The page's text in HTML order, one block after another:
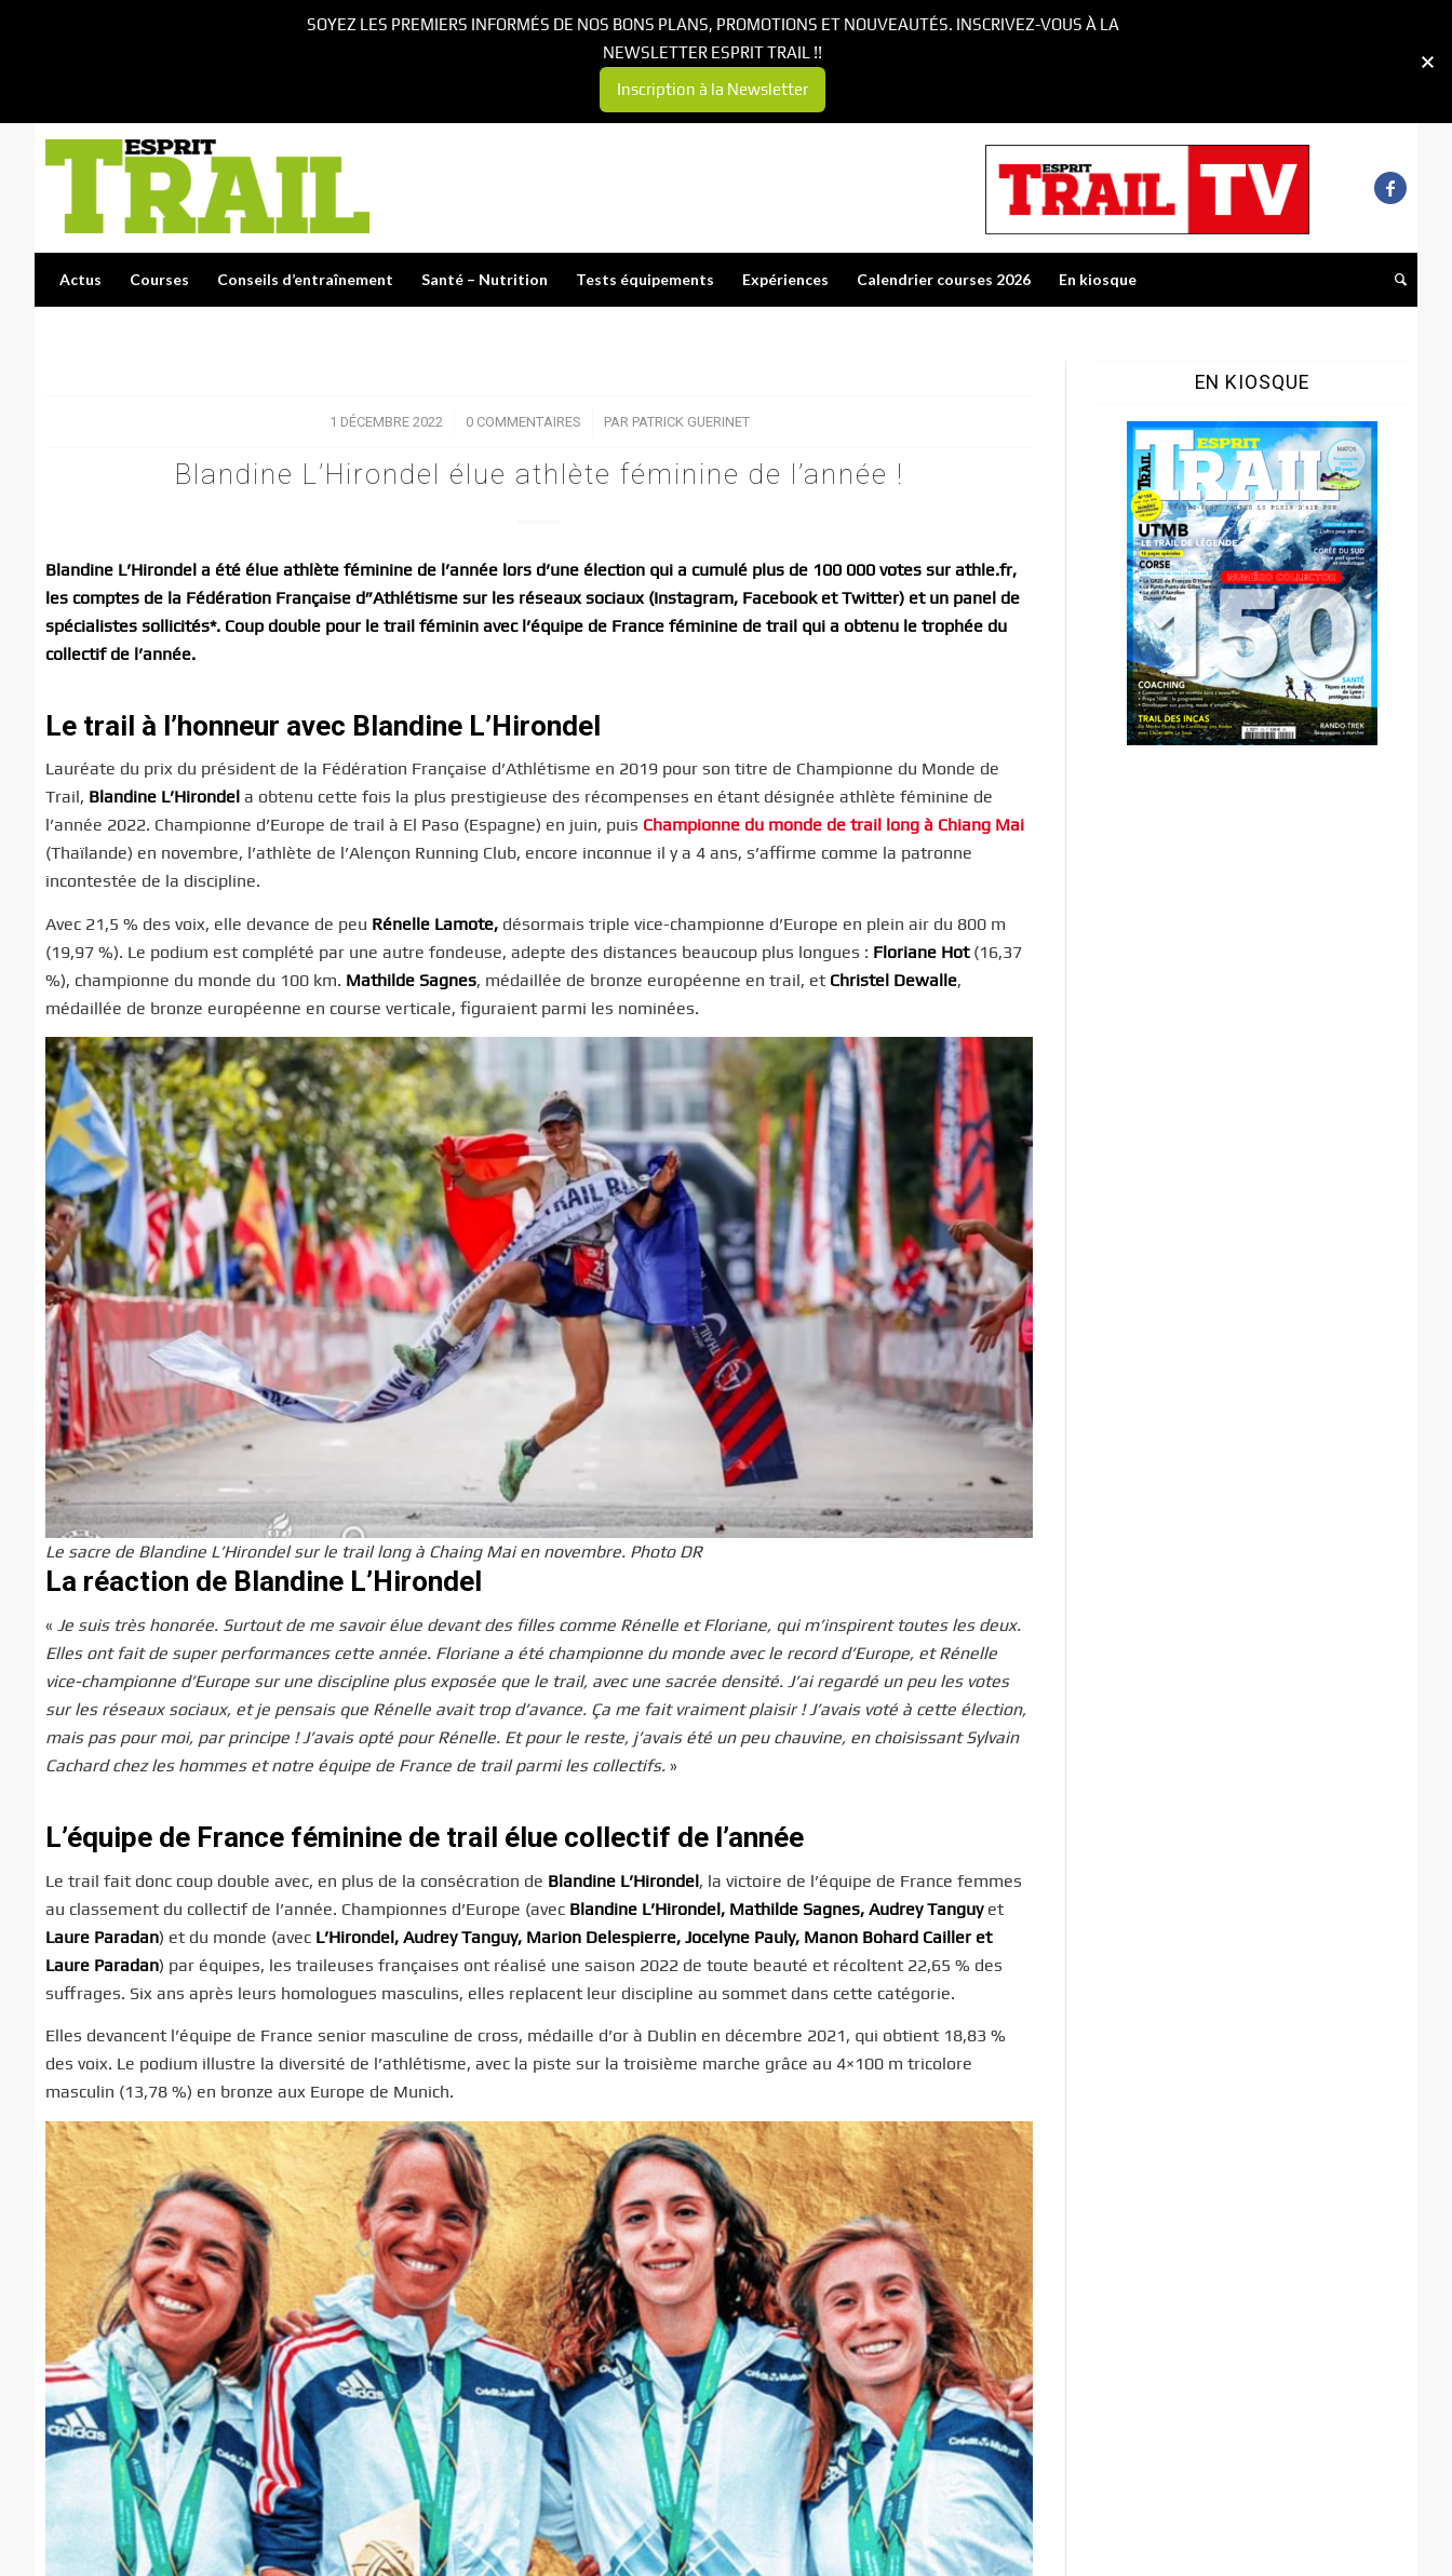
Actus Courses Conseils d’entraînement Santé – Nutrition Tests équipements Expériences Calendrier courses 2026 En kiosque
1 DÉCEMBRE 2022
/ 0 COMMENTAIRES
/ PAR PATRICK GUERINET
Blandine L’Hirondel élue athlète féminine de l’année !
Blandine L’Hirondel a été élue athlète féminine de l’année lors d’une élection qui a cumulé plus de 100 000 votes sur athle.fr,
les comptes de la Fédération Française d”Athlétisme sur les réseaux sociaux (Instagram, Facebook et Twitter) et un panel de
spécialistes sollicités*. Coup double pour le trail féminin avec l’équipe de France féminine de trail qui a obtenu le trophée du
collectif de l’année.
Le trail à l’honneur avec Blandine L’Hirondel
Lauréate du prix du président de la Fédération Française d’Athlétisme en 2019 pour son titre de Championne du Monde de
Trail, Blandine L’Hirondel a obtenu cette fois la plus prestigieuse des récompenses en étant désignée athlète féminine de
l’année 2022. Championne d’Europe de trail à El Paso (Espagne) en juin, puis Championne du monde de trail long à Chiang Mai
(Thaïlande) en novembre, l’athlète de l’Alençon Running Club, encore inconnue il y a 4 ans, s’affirme comme la patronne
incontestée de la discipline.
Avec 21,5 % des voix, elle devance de peu Rénelle Lamote, désormais triple vice-championne d’Europe en plein air du 800 m
(19,97 %). Le podium est complété par une autre fondeuse, adepte des distances beaucoup plus longues : Floriane Hot(16,37
%), championne du monde du 100 km. Mathilde Sagnes, médaillée de bronze européenne en trail, et Christel Dewalle,
médaillée de bronze européenne en course verticale, figuraient parmi les nominées.
Le sacre de Blandine L’Hirondel sur le trail long à Chaing Mai en novembre. Photo DR
La réaction de Blandine L’Hirondel
« Je suis très honorée. Surtout de me savoir élue devant des filles comme Rénelle et Floriane, qui m’inspirent toutes les deux.
Elles ont fait de super performances cette année. Floriane a été championne du monde avec le record d’Europe, et Rénelle
vice-championne d’Europe sur une discipline plus exposée que le trail, avec une sacrée densité. J’ai regardé un peu les votes
sur les réseaux sociaux, et je pensais que Rénelle avait trop d’avance. Ça me fait vraiment plaisir ! J’avais voté à cette élection,
mais pas pour moi, par principe ! J’avais opté pour Rénelle. Et pour le reste, j’avais été un peu chauvine, en choisissant Sylvain
Cachard chez les hommes et notre équipe de France de trail parmi les collectifs. »
L’équipe de France féminine de trail élue collectif de l’année
Le trail fait donc coup double avec, en plus de la consécration de Blandine L’Hirondel, la victoire de l’équipe de France femmes
au classement du collectif de l’année. Championnes d’Europe (avec Blandine L’Hirondel, Mathilde Sagnes, Audrey Tanguyet
Laure Paradan) et du monde (avec L’Hirondel, Audrey Tanguy, Marion Delespierre, Jocelyne Pauly, Manon Bohard Cailler et
Laure Paradan) par équipes, les traileuses françaises ont réalisé une saison 2022 de toute beauté et récoltent 22,65 % des
suffrages. Six ans après leurs homologues masculins, elles replacent leur discipline au sommet dans cette catégorie.
Elles devancent l’équipe de France senior masculine de cross, médaille d’or à Dublin en décembre 2021, qui obtient 18,83 %
des voix. Le podium illustre la diversité de l’athlétisme, avec la piste sur la troisième marche grâce au 4×100 m tricolore
masculin (13,78 %) en bronze aux Europe de Munich.
EN KIOSQUE
SOYEZ LES PREMIERS INFORMÉS DE NOS BONS PLANS, PROMOTIONS ET NOUVEAUTÉS. INSCRIVEZ-VOUS À LA
NEWSLETTER ESPRIT TRAIL !!
Inscription à la Newsletter